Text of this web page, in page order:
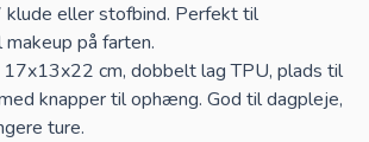
klude eller stofbind. Perfekt til
på farten.
17x13x22 cm, dobbelt lag TPU, plads til
knapper til ophæng. God til dagpleje,
ture.